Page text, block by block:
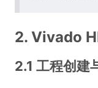
2. Vivado
2.1 工程创建